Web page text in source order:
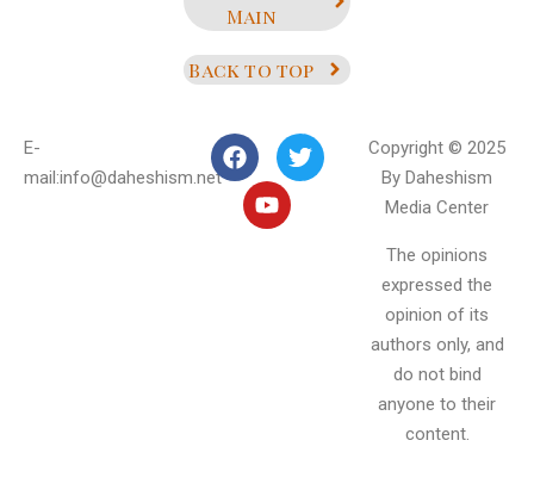
Main
Back to top
E-
mail:info@daheshism.net
Copyright © 2025
By Daheshism
Media Center
The opinions
expressed the
opinion of its
authors only, and
do not bind
anyone to their
content.